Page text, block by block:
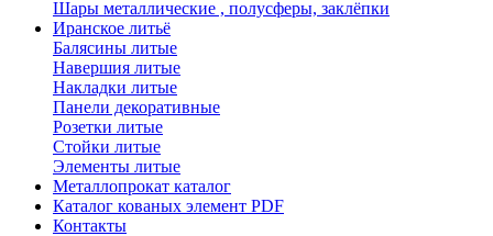
Шары металлические , полусферы, заклёпки
Иранское литьё
Балясины литые
Навершия литые
Накладки литые
Панели декоративные
Розетки литые
Стойки литые
Элементы литые
Металлопрокат каталог
Каталог кованых элемент PDF
Контакты